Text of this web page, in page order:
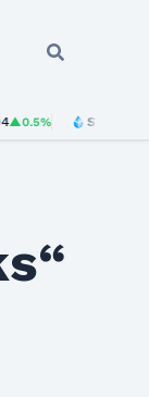
STETH$1,921.97